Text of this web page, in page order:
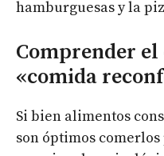
hamburguesas y la
Comprender el
«comida
Si bien alimentos
son óptimos